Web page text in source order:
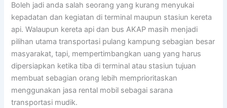
Boleh jadi anda salah seorang yang kurang menyukai
kepadatan dan kegiatan di terminal maupun stasiun kereta
api. Walaupun kereta api dan bus AKAP masih menjadi
pilihan utama transportasi pulang kampung sebagian besar
masyarakat, tapi, mempertimbangkan uang yang harus
dipersiapkan ketika tiba di terminal atau stasiun tujuan
membuat sebagian orang lebih memprioritaskan
menggunakan jasa rental mobil sebagai sarana
transportasi mudik.